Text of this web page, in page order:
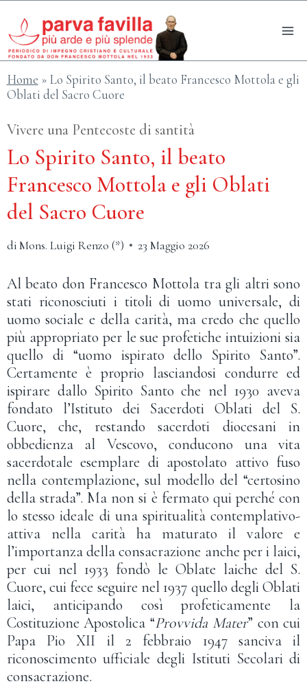
contenuto
Home » Lo Spirito Santo, il beato Francesco Mottola e gli
Oblati del Sacro Cuore
Vivere una Pentecoste di santità
Lo Spirito Santo, il beato
Francesco Mottola e gli Oblati
del Sacro Cuore
diMons. Luigi Renzo (*) 23 Maggio 2026
Al beato don Francesco Mottola tra gli altri sono
stati riconosciuti i titoli di uomo universale, di
uomo sociale e della carità, ma credo che quello
più appropriato per le sue profetiche intuizioni sia
quello di “uomo ispirato dello Spirito Santo”.
Certamente è proprio lasciandosi condurre ed
ispirare dallo Spirito Santo che nel 1930 aveva
fondato l’Istituto dei Sacerdoti Oblati del S.
Cuore, che, restando sacerdoti diocesani in
obbedienza al Vescovo, conducono una vita
sacerdotale esemplare di apostolato attivo fuso
nella contemplazione, sul modello del “certosino
della strada”. Ma non si è fermato qui perché con
lo stesso ideale di una spiritualità contemplativo-
attiva nella carità ha maturato il valore e
l’importanza della consacrazione anche per i laici,
per cui nel 1933 fondò le Oblate laiche del S.
Cuore, cui fece seguire nel 1937 quello degli Oblati
laici, anticipando così profeticamente la
Costituzione Apostolica “Provvida Mater” con cui
Papa Pio XII il 2 febbraio 1947 sanciva il
riconoscimento ufficiale degli Istituti Secolari di
consacrazione.